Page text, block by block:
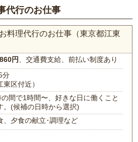
代行のお仕事
料理代行のお仕事（東京都江東
円 、交通費支給、前払い制度あり
分
東区付近）
間で1時間〜、好きな日に働くこと
。(候補の日時から選択)
、夕食の献立･調理など